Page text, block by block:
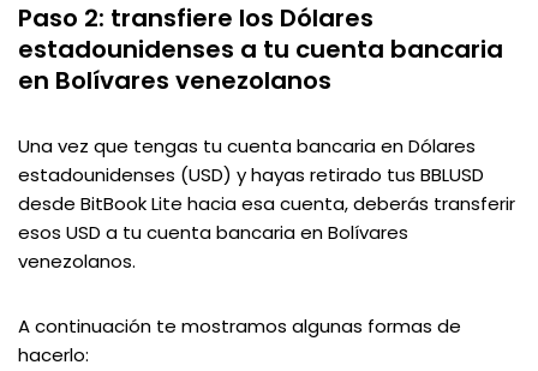
Paso 2: transfiere los Dólares
estadounidenses a tu cuenta bancaria
en Bolívares venezolanos
Una vez que tengas tu cuenta bancaria en Dólares
estadounidenses (USD) y hayas retirado tus BBLUSD
desde BitBook Lite hacia esa cuenta, deberás transferir
esos USD a tu cuenta bancaria en Bolívares
venezolanos.
A continuación te mostramos algunas formas de
hacerlo: